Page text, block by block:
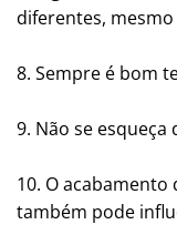
diferentes,
8. Sempre é bom
9. Não se
10. O
também pode